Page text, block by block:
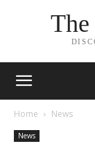
Home News
News